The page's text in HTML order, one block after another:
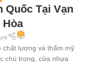
Quốc Tại Vạn
Hòa
0
chất lượng và thẩm mỹ
chú trọng, cửa nhựa